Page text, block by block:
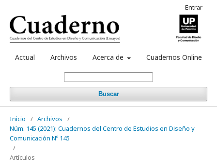
Actual Archivos Acerca de Cuadernos Online
Buscar
Entrar
Inicio / Archivos
/
Núm. 145 (2021): Cuadernos del Centro de Estudios en Diseño y
Comunicación Nº 145
/
Artículos